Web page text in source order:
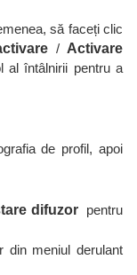
să faceți clic
/ Activare
al întâlnirii pentru a
de profil, apoi
difuzorpentru
din meniul derulant